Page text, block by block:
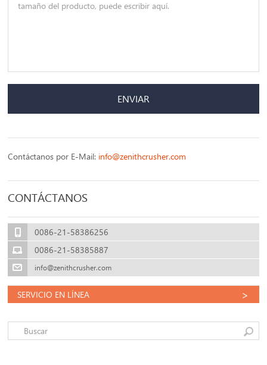
ENVIAR
Contáctanos por E-Mail: info@zenithcrusher.com
CONTÁCTANOS
0086-21-58386256
0086-21-58385887
info@zenithcrusher.com
SERVICIO EN LÍNEA >